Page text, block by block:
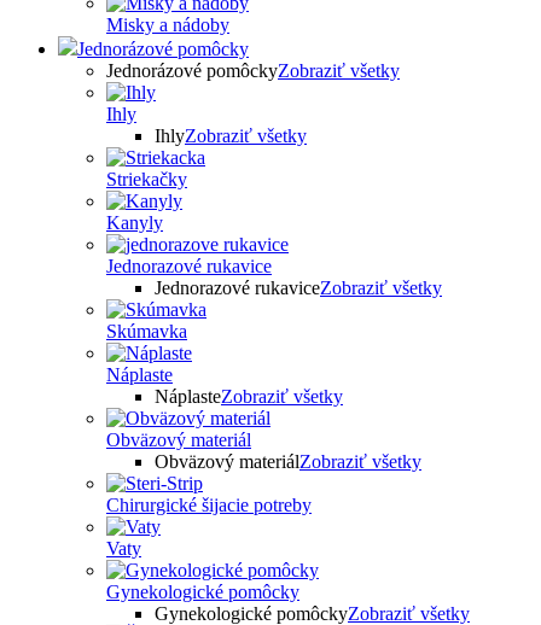
Misky a nádoby
Jednorázové pomôcky
Jednorázové pomôckyZobraziť všetky
Ihly
IhlyZobraziť všetky
Striekačky
Kanyly
Jednorazové rukavice
Jednorazové rukaviceZobraziť všetky
Skúmavka
Náplaste
NáplasteZobraziť všetky
Obväzový materiál
Obväzový materiálZobraziť všetky
Chirurgické šijacie potreby
Vaty
Gynekologické pomôcky
Gynekologické pomôckyZobraziť všetky